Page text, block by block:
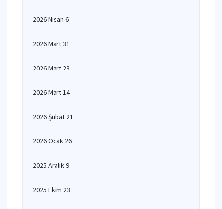
2026 Nisan 6
2026 Mart 31
2026 Mart 23
2026 Mart 14
2026 Şubat 21
2026 Ocak 26
2025 Aralık 9
2025 Ekim 23